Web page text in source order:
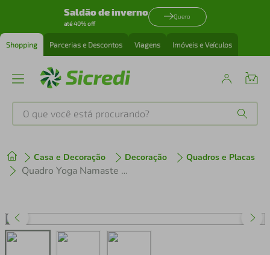
Saldão de inverno
até 40% off
Quero
Shopping Parcerias e Descontos Viagens Imóveis e Veículos
O que você está procurando?
Casa e Decoração Decoração Quadros e Placas
Quadro Yoga Namaste 100x70 Caixa Branco
1º tenis
perfume